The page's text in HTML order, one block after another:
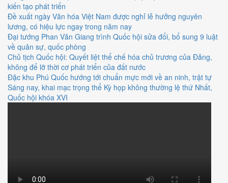
kiến tạo phát triển
Đề xuất ngày Văn hóa Việt Nam được nghỉ lễ hưởng nguyên
lương, có hiệu lực ngay trong năm nay
Đại tướng Phan Văn Giang trình Quốc hội sửa đổi, bổ sung 9 luật
về quân sự, quốc phòng
Chủ tịch Quốc hội: Quyết liệt thể chế hóa chủ trương của Đảng,
không để lỡ thời cơ phát triển của đất nước
Đặc khu Phú Quốc hướng tới chuẩn mực mới về an ninh, trật tự
Sáng nay, khai mạc trọng thể Kỳ họp không thường lệ thứ Nhất,
Quốc hội khóa XVI